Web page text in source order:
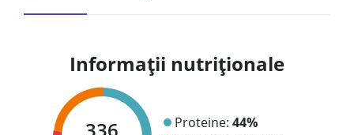
Informații nutriționale
336 Proteine: 44%